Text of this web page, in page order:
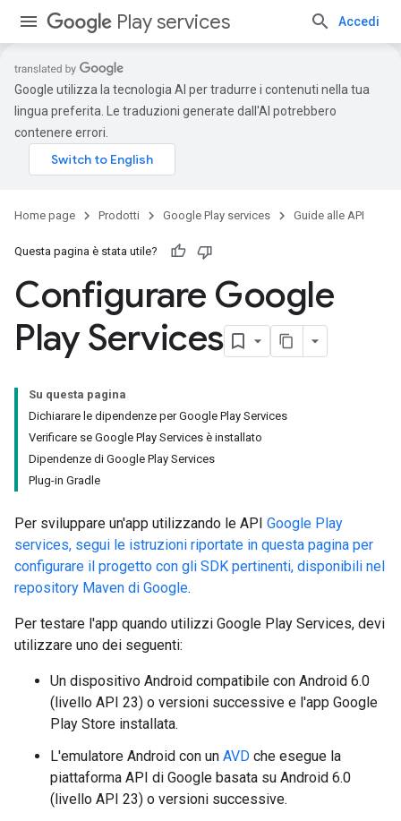
Play services Accedi
Google utilizza la tecnologia AI per tradurre i contenuti nella tua
lingua preferita. Le traduzioni generate dall'AI potrebbero
contenere errori.
Home page Prodotti Google Play services Guide alle API
Questa pagina è stata utile?
Configurare Google
Play Services
Su questa pagina
Dichiarare le dipendenze per Google Play Services
Verificare se Google Play Services è installato
Dipendenze di Google Play Services
Plug-in Gradle
Per sviluppare un'app utilizzando le API Google Play
services, segui le istruzioni riportate in questa pagina per
configurare il progetto con gli SDK pertinenti, disponibili nel
repository Maven di Google.
Per testare l'app quando utilizzi Google Play Services, devi
utilizzare uno dei seguenti:
Un dispositivo Android compatibile con Android 6.0
(livello API 23) o versioni successive e l'app Google
Play Store installata.
L'emulatore Android con un AVD che esegue la
piattaforma API di Google basata su Android 6.0
(livello API 23) o versioni successive.